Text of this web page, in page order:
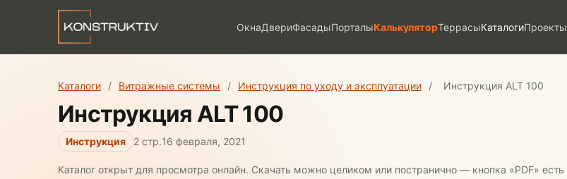
ОкнаДвериФасадыПорталыКалькуляторТеррасыКаталогиПроекты
Каталоги / Витражные системы / Инструкция по уходу и эксплуатации / Инструкция ALT 100
Инструкция ALT 100
Инструкция 2 стр.16 февраля, 2021
Каталог открыт для просмотра онлайн. Скачать можно целиком или постранично — кнопка «PDF» есть